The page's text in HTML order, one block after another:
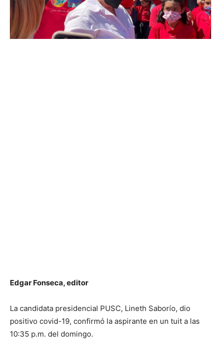
Edgar Fonseca, editor
La candidata presidencial PUSC, Lineth Saborío, dio
positivo covid-19, confirmó la aspirante en un tuit a las
10:35 p.m. del domingo.